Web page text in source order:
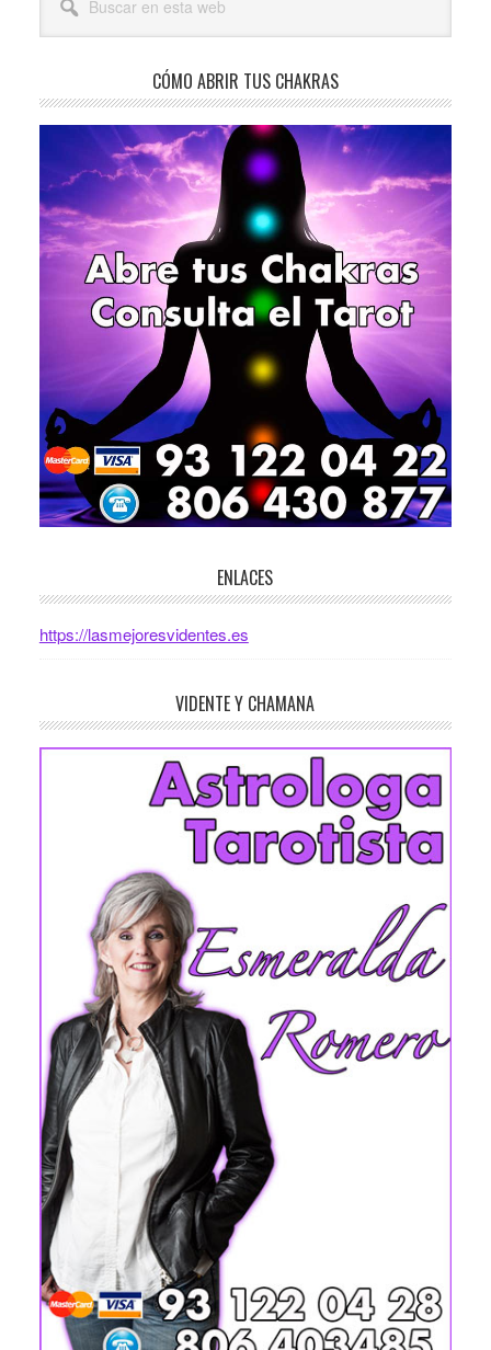
lateral
esta
CÓMO ABRIR TUS CHAKRAS
ENLACES
https://lasmejoresvidentes.es
VIDENTE Y CHAMANA